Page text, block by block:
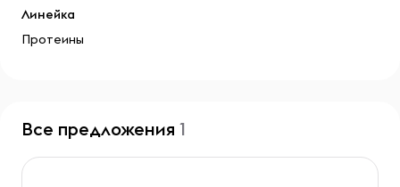
Линейка
Протеины
Все предложения 1